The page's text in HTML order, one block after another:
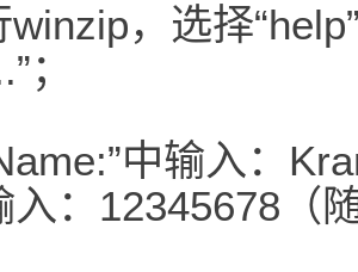
，选择
；
中输入：
入：12345678（